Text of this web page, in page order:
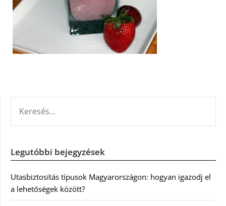
Legutóbbi bejegyzések
Utasbiztosítás típusok Magyarországon: hogyan igazodj el
a lehetőségek között?